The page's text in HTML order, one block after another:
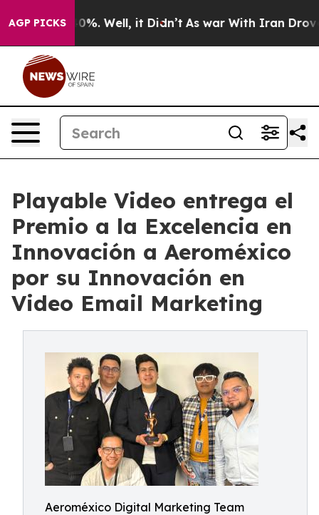
AGP PICKS40%. Well, it Didn’t As war With Iran Drove oil
Playable Video entrega el
Premio a la Excelencia en
Innovación a Aeroméxico
por su Innovación en
Video Email Marketing
Aeroméxico Digital Marketing Team